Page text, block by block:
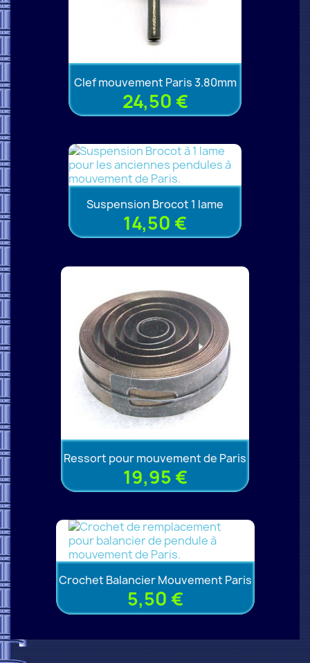
Clef mouvement Paris 3.80mm
24,50 €
Suspension Brocot 1 lame
14,50 €
Ressort pour mouvement de Paris
19,95 €
Crochet Balancier Mouvement Paris
5,50 €